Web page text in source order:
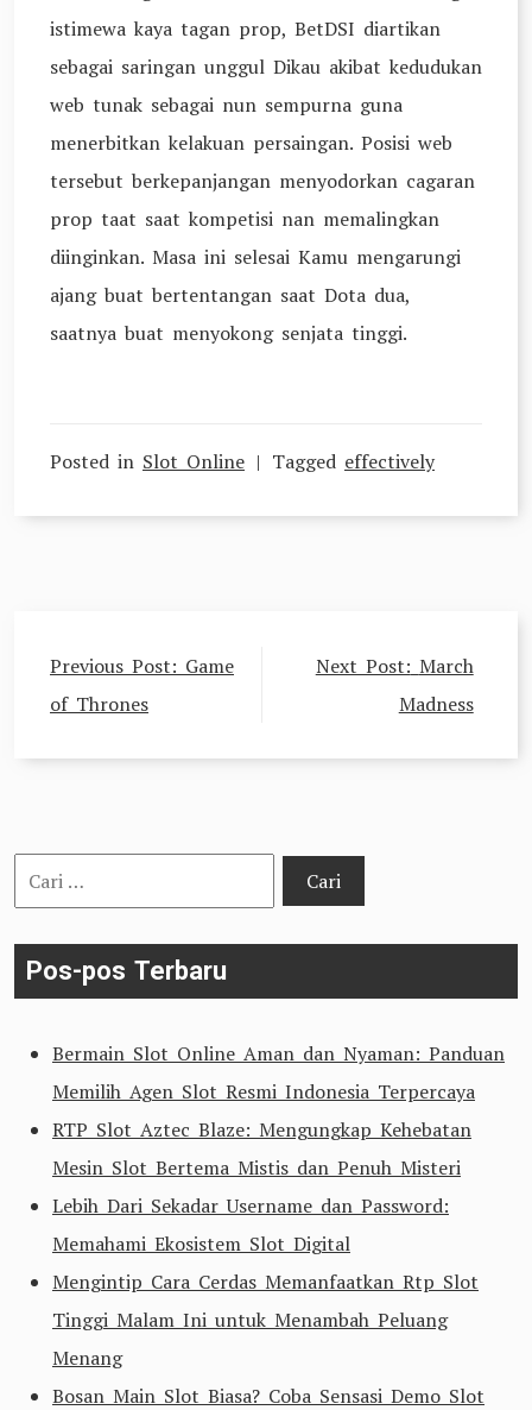
istimewa kaya tagan prop, BetDSI diartikan
sebagai saringan unggul Dikau akibat kedudukan
web tunak sebagai nun sempurna guna
menerbitkan kelakuan persaingan. Posisi web
tersebut berkepanjangan menyodorkan cagaran
prop taat saat kompetisi nan memalingkan
diinginkan. Masa ini selesai Kamu mengarungi
ajang buat bertentangan saat Dota dua,
saatnya buat menyokong senjata tinggi.
Posted in Slot Online Tagged effectively
Navigasi
pos
Previous Post: Game
of Thrones
Next Post: March
Madness
Cari
untuk:
Pos-pos Terbaru
Bermain Slot Online Aman dan Nyaman: Panduan
Memilih Agen Slot Resmi Indonesia Terpercaya
RTP Slot Aztec Blaze: Mengungkap Kehebatan
Mesin Slot Bertema Mistis dan Penuh Misteri
Lebih Dari Sekadar Username dan Password:
Memahami Ekosistem Slot Digital
Mengintip Cara Cerdas Memanfaatkan Rtp Slot
Tinggi Malam Ini untuk Menambah Peluang
Menang
Bosan Main Slot Biasa? Coba Sensasi Demo Slot